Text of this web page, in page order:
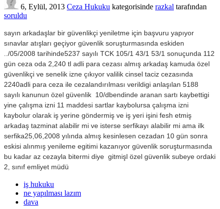
6, Eylül, 2013 Ceza Hukuku kategorisinde razkal tarafından
soruldu
sayın arkadaşlar bir güvenlikçi yeniletme için başvuru yapıyor
sınavlar atışları geçiyor güvenlik soruşturmasında eskiden
../05/2008 tarihinde5237 sayılı TCK 105/1 43/1 53/1 sonuçunda 112
gün ceza oda 2,240 tl adli para cezası almış arkadaş kamuda özel
güvenlikçi ve senelik izne çıkıyor valilik cinsel taciz cezasında
2240adli para ceza ile cezalandırılması verildigi anlaşılan 5188
sayılı kanunun özel güvenlik 10/dbendinde aranan sartı kaybettigi
yine çalışma izni 11 maddesi sartlar kaybolursa çalışma izni
kaybolur olarak iş yerine göndermiş ve iş yeri işini fesh etmiş
arkadaş tazminat alabilir mi ve isterse serfikayı alabilir mi ama ilk
serfika25,06,2008 yılında almış kesinlesen cezadan 10 gün sonra
eskisi alınmış yenileme egitimi kazanıyor güvenlik soruşturmasında
bu kadar az cezayla bitermi diye gitmişl özel güvenlik subeye ordaki
2, sınıf emliyet müdü
iş hukuku
ne yapılması lazım
dava